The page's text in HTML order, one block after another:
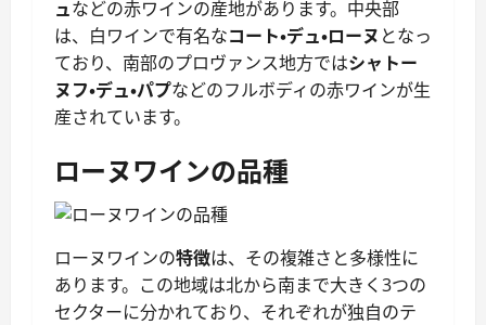
ュなどの赤ワインの産地があります。中央部
は、白ワインで有名なコート・デュ・ローヌ となっ
ており、南部のプロヴァンス地方ではシャトー
ヌフ・デュ・パプなどのフルボディの赤ワインが生
産されています。
ローヌワインの品種
ローヌワインの特徴は、その複雑さと多様性に
あります。この地域は北から南まで大きく3つの
セクターに分かれており、それぞれが独自のテ